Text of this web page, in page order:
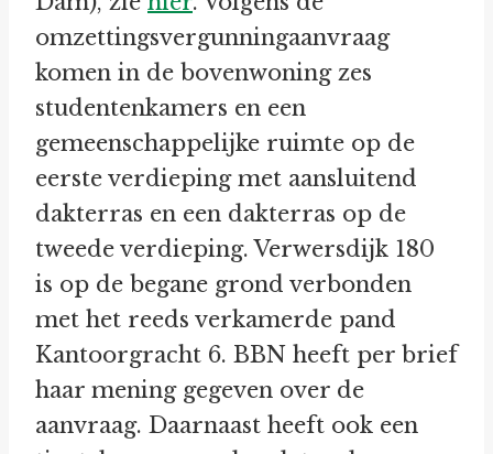
omzettingsvergunningaanvraag
komen in de bovenwoning zes
studentenkamers en een
gemeenschappelijke ruimte op de
eerste verdieping met aansluitend
dakterras en een dakterras op de
tweede verdieping. Verwersdijk 180
is op de begane grond verbonden
met het reeds verkamerde pand
Kantoorgracht 6. BBN heeft per brief
haar mening gegeven over de
aanvraag. Daarnaast heeft ook een